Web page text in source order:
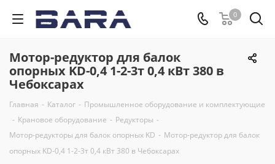
0
Мотор-редуктор для балок
опорных KD-0,4 1-2-3т 0,4 кВт 380 в
Чебоксарах
Главная - Каталог - Промышленное оборудование и комплектующие
- Крановое оборудование - Редукторы -
Мотор-редукторы для балок опорных KD - Мотор-редуктор для балок
опорных KD-0,4 1-2-3т 0,4 кВт 380 в Чебоксарах